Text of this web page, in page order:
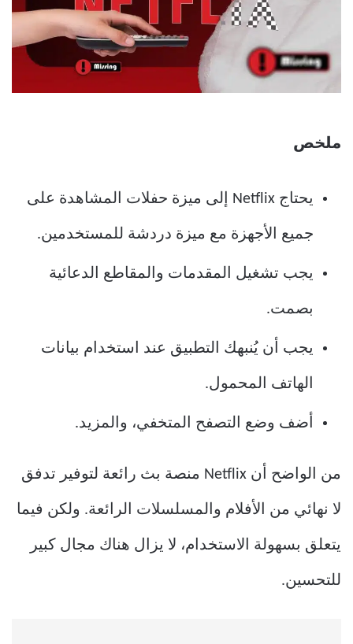
ملخص
يحتاج Netflix إلى ميزة حفلات المشاهدة على
جميع الأجهزة مع ميزة دردشة للمستخدمين.
يجب تشغيل المقدمات والمقاطع الدعائية
بصمت.
يجب أن يُنبهك التطبيق عند استخدام بيانات
الهاتف المحمول.
أضف وضع التصفح المتخفي، والمزيد.
من الواضح أن Netflix منصة بث رائعة لتوفير تدفق
لا نهائي من الأفلام والمسلسلات الرائعة. ولكن فيما
يتعلق بسهولة الاستخدام، لا يزال هناك مجال كبير
للتحسين.